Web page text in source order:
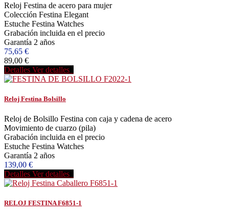
Reloj Festina de acero para mujer
Colección Festina Elegant
Estuche Festina Watches
Grabación incluida en el precio
Garantía 2 años
75,65 €
89,00 €
Detalles Ver detalles
Reloj Festina Bolsillo
Reloj de Bolsillo Festina con caja y cadena de acero
Movimiento de cuarzo (pila)
Grabación incluida en el precio
Estuche Festina Watches
Garantía 2 años
139,00 €
Detalles Ver detalles
RELOJ FESTINA F6851-1